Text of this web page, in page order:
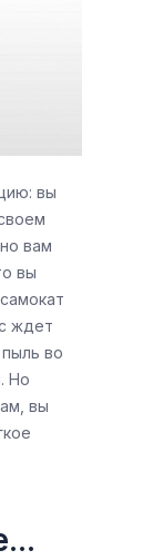
вы
вам
вы
ждет
во
Но
вы